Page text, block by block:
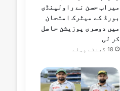
میراب حسن نے راولپنڈی
بورڈ کے میٹرک امتحان
میں دوسری پوزیشن حاصل
کر لی
18 گھنٹے پہلے